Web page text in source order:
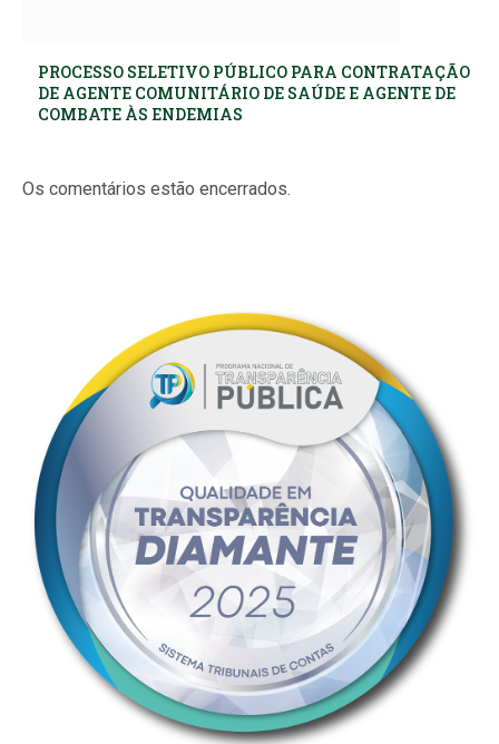
PROCESSO SELETIVO PÚBLICO PARA CONTRATAÇÃO
DE AGENTE COMUNITÁRIO DE SAÚDE E AGENTE DE
COMBATE ÀS ENDEMIAS
Os comentários estão encerrados.